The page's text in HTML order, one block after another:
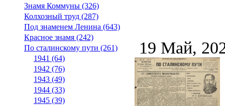
Знамя Коммуны (326)
Колхозный труд (287)
Под знаменем Ленина (643)
Красное знамя (242)
По сталинскому пути (261)
1941 (64)
1942 (76)
1943 (49)
1944 (33)
1945 (39)
19 Май,